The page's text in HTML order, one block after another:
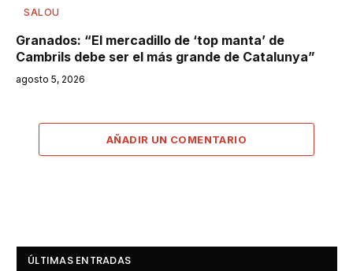
SALOU
Granados: “El mercadillo de ‘top manta’ de
Cambrils debe ser el más grande de Catalunya”
agosto 5, 2026
AÑADIR UN COMENTARIO
ÚLTIMAS ENTRADAS